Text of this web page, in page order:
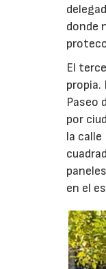
donde
El
propia.
Paseo
por
la
en el